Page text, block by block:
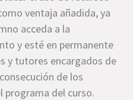
ventaja añadida, ya
acceda a la
y esté en permanente
y tutores encargados de
de los
programa del curso.